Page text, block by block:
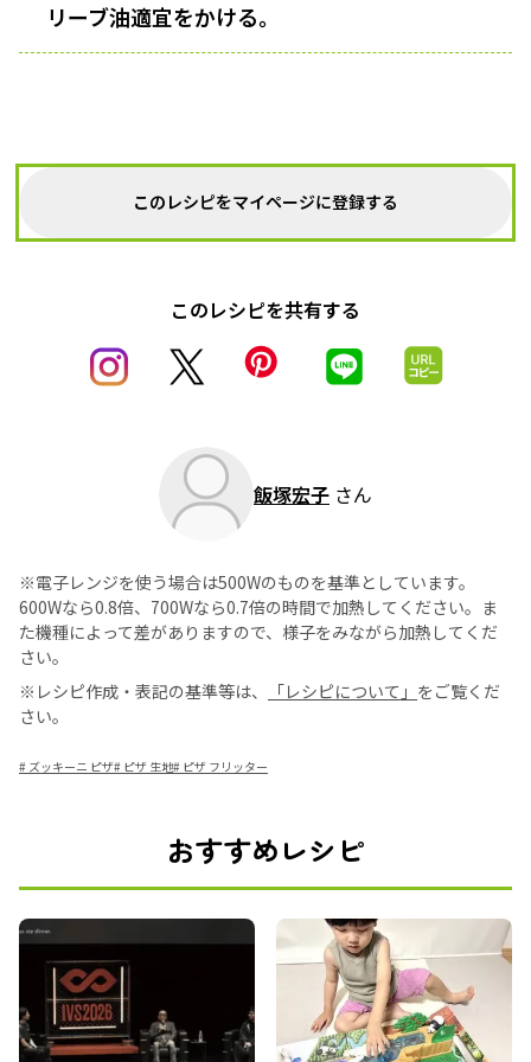
リーブ油適宜をかける。
このレシピをマイページに登録する
このレシピを共有する
飯塚宏子 さん
※電子レンジを使う場合は500Wのものを基準としています。
600Wなら0.8倍、700Wなら0.7倍の時間で加熱してください。ま
た機種によって差がありますので、様子をみながら加熱してくだ
さい。
※レシピ作成・表記の基準等は、
「レシピについて」 をご覧くだ
さい。
# ズッキーニ ピザ# ピザ 生地# ピザ フリッター
おすすめレシピ